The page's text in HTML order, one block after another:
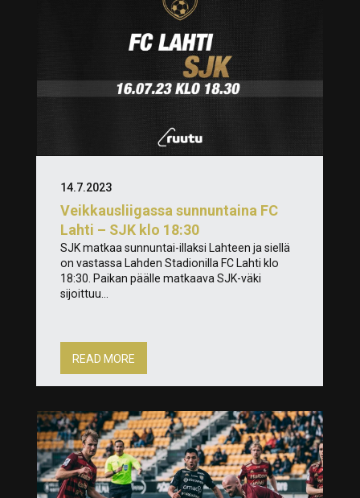
Veikkausliigassa sunnuntaina FC
Lahti – SJK klo 18:30
14.7.2023
SJK matkaa sunnuntai-illaksi Lahteen ja siellä
on vastassa Lahden Stadionilla FC Lahti klo
18:30. Paikan päälle matkaava SJK-väki
sijoittuu...
READ MORE